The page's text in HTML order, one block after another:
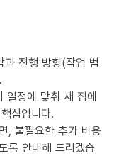
과 진행 방향(작업 범
일정에 맞춰 새 집에
심입니다.
, 불필요한 추가 비용
록 안내해 드리겠습